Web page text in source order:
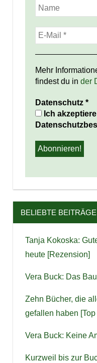
Mehr
findest du in der
Datenschutz *
Ich
BELIEBTE BEITRÄGE
Tanja Kokoska:
heute [Rezension]
Vera Buck: Das
Zehn Bücher, die
gefallen haben
Vera Buck: Keine
Kurzweil bis zur